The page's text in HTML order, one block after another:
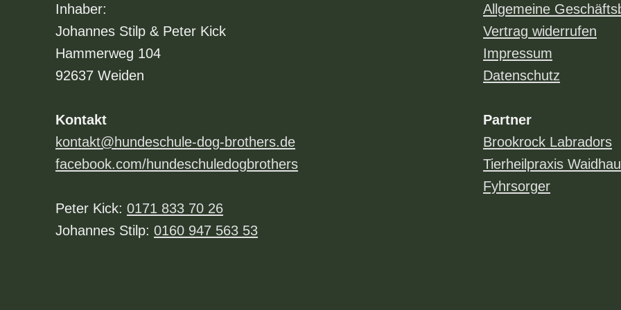
Inhaber:
Johannes Stilp & Peter Kick
Hammerweg 104
92637 Weiden
Kontakt
kontakt@hundeschule-dog-brothers.de
facebook.com/hundeschuledogbrothers
Peter Kick: 0171 833 70 26
Johannes Stilp: 0160 947 563 53
Allgemeine
Vertrag widerrufen
Impressum
Datenschutz
Partner
Brookrock Labradors
Tierheilpraxis
Fyhrsorger